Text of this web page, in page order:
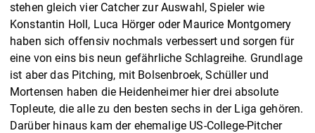
stehen gleich vier Catcher zur Auswahl, Spieler wie
Konstantin Holl, Luca Hörger oder Maurice Montgomery
haben sich offensiv nochmals verbessert und sorgen für
eine von eins bis neun gefährliche Schlagreihe. Grundlage
ist aber das Pitching, mit Bolsenbroek, Schüller und
Mortensen haben die Heidenheimer hier drei absolute
Topleute, die alle zu den besten sechs in der Liga gehören.
Darüber hinaus kam der ehemalige US-College-Pitcher